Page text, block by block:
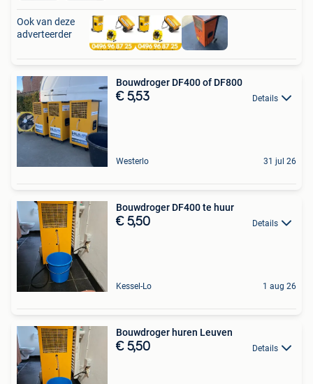
Ook van deze
adverteerder
Bouwdroger DF400 of DF800
€ 5,53 Details
Westerlo 31 jul 26
Bouwdroger DF400 te huur
€ 5,50 Details
Kessel-Lo 1 aug 26
Bouwdroger huren Leuven
€ 5,50 Details